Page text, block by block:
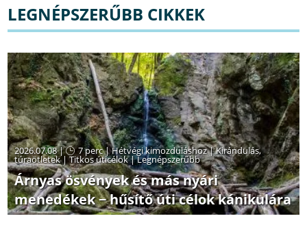
LEGNÉPSZERŰBB CIKKEK
2026.07.08 | 7 perc|Hétvégi kimozduláshoz|Kirándulás,
túraötletek|Titkos úticélok|Legnépszerűbb
Árnyas ösvények és más nyári
menedékek − hűsítő úti célok kánikulára